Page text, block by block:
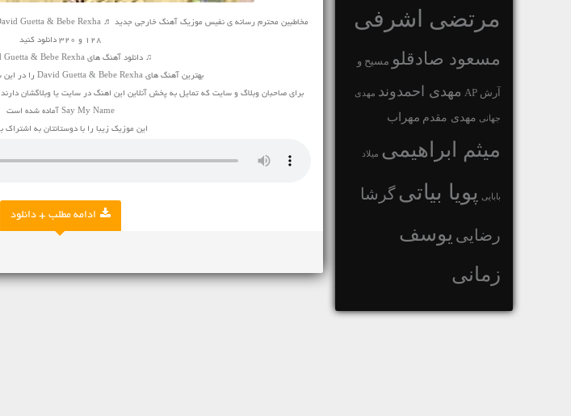
مرتضی اشرفی
مسعود صادقلو مسیح و
آرش AP مهدی احمدوند مهدی
جهانی مهدی مقدم مهراب
میثم ابراهیمی میلاد
بابایی پویا بیاتیگرشا
رضایی یوسف
زمانی
128 و 320 دانلود کنید
♫ دانلود آهنگ های David Guetta & Bebe Rexha ♫
بهترین آهنگ های David Guetta & Bebe Rexha را در این سایت رایگان دانلود کنید
Say My Name آماده شده است
این موزیک زیبا را با دوستانتان به اشتراک
ادامه مطلب + دانلود